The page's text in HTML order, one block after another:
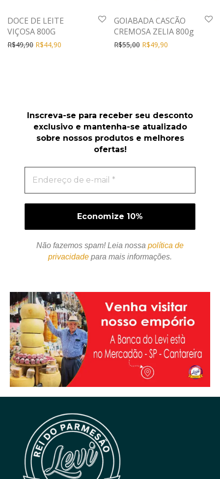
DOCE DE LEITE
VIÇOSA 800G
R$49,90 R$44,90
GOIABADA CASCÃO
CREMOSA ZELIA 800g
R$55,00 R$49,90
Inscreva-se para receber seu desconto
exclusivo e mantenha-se atualizado
sobre nossos produtos e melhores
ofertas!
Não fazemos spam! Leia nossa política de
privacidade para mais informações.